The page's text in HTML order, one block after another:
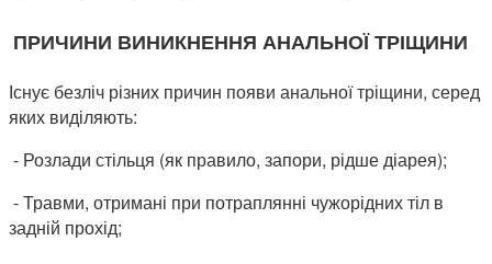
ПРИЧИНИ ВИНИКНЕННЯ АНАЛЬНОЇ ТРІЩИНИ
Існує безліч різних причин появи анальної тріщини, серед
яких виділяють:
- Розлади стільця (як правило, запори, рідше діарея);
- Травми, отримані при потраплянні чужорідних тіл в
задній прохід;